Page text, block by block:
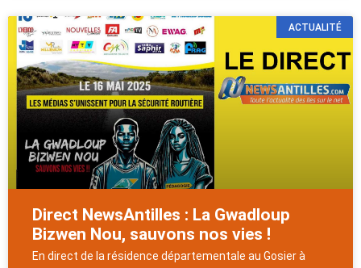
ACTUALITÉ
Direct NewsAntilles : La Gwadloup
Bizwen Nou, sauvons nos vies !
En direct de la résidence départementale au Gosier à